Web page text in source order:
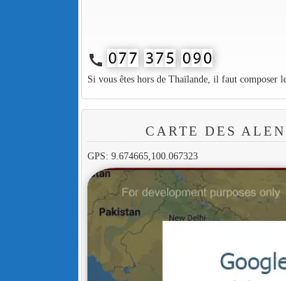
call
Si vous êtes hors de Thaïlande, il faut composer
CARTE DES
GPS: 9.674665,100.067323